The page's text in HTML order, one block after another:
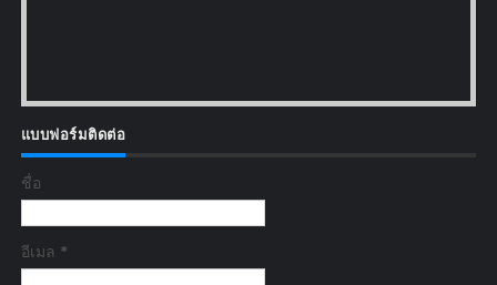
แบบฟอร์มติดต่อ
ชื่อ
อีเมล *